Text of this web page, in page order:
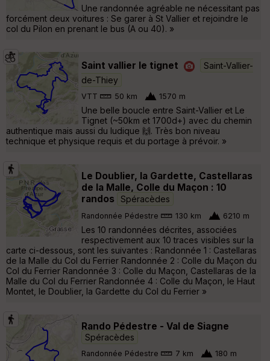
Une randonnée agréable ne nécessitant pas
forcément deux voitures : Se garer à St Vallier et rejoindre le
col du Pilon en prenant le bus (A ou 40). »
Saint vallier le tignet
Saint-Vallier-
de-Thiey
VTT 50 km 1570 m
Une belle boucle entre Saint-Vallier et Le
Tignet (~50km et 1700d+) avec du chemin
authentique mais aussi du ludique 🙌. Très bon niveau
technique et physique requis et du portage à prévoir. »
Le Doublier, la Gardette, Castellaras
de la Malle, Colle du Maçon : 10
randos
Spéracèdes
Randonnée Pédestre 130 km 6210 m
Les 10 randonnées décrites, associées
respectivement aux 10 traces visibles sur la
carte ci-dessous, sont les suivantes : Randonnée 1 : Castellaras
de la Malle du Col du Ferrier Randonnée 2 : Colle du Maçon du
Col du Ferrier Randonnée 3 : Colle du Maçon, Castellaras de la
Malle du Col du Ferrier Randonnée 4 : Colle du Maçon, le Haut
Montet, le Doublier, la Gardette du Col du Ferrier »
Rando Pédestre - Val de Siagne
Spéracèdes
Randonnée Pédestre 7 km 180 m